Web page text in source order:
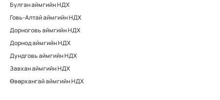
Булган аймгийн НДХ
Говь-Алтай аймгийн НДХ
Дорноговь аймгийн НДХ
Дорнод аймгийн НДХ
Дундговь аймгийн НДХ
Завхан аймгийн НДХ
Өвөрхангай аймгийн НДХ